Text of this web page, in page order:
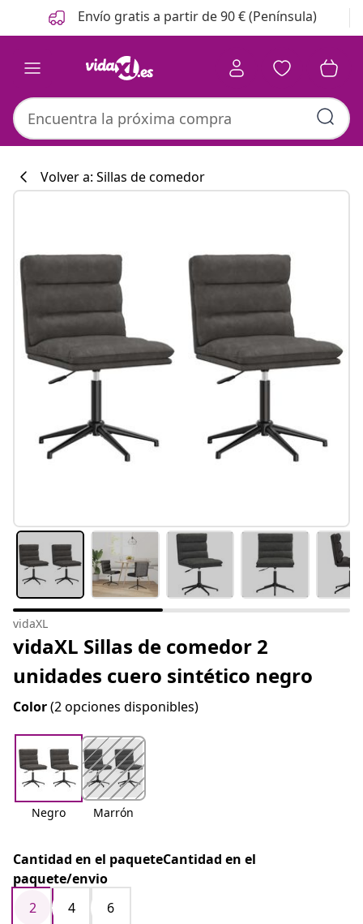
Anterior
Siguiente Envío gratis a partir de 90 € (Península)
#sharemevidaxl
Volver a: Sillas de comedor
vidaXL
vidaXL Sillas de comedor 2
unidades cuero sintético negro
Color(2 opciones disponibles)
Negro Marrón
Cantidad en el paqueteCantidad en el
paquete/envio
2
4 6